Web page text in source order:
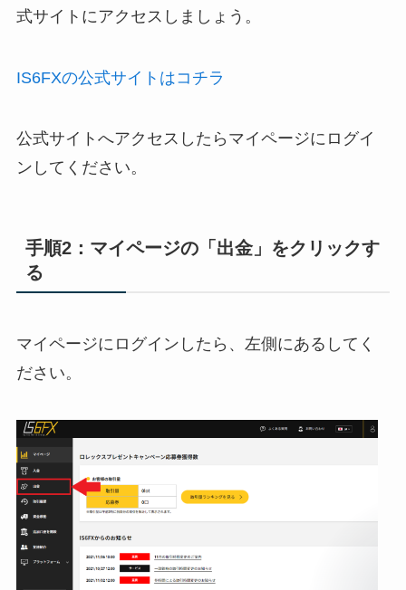
式サイトにアクセスしましょう。
IS6FXの公式サイトはコチラ
公式サイトへアクセスしたらマイページにログイ
ンしてください。
手順2：マイページの「出金」をクリックす
る
マイページにログインしたら、左側にあるしてく
ださい。